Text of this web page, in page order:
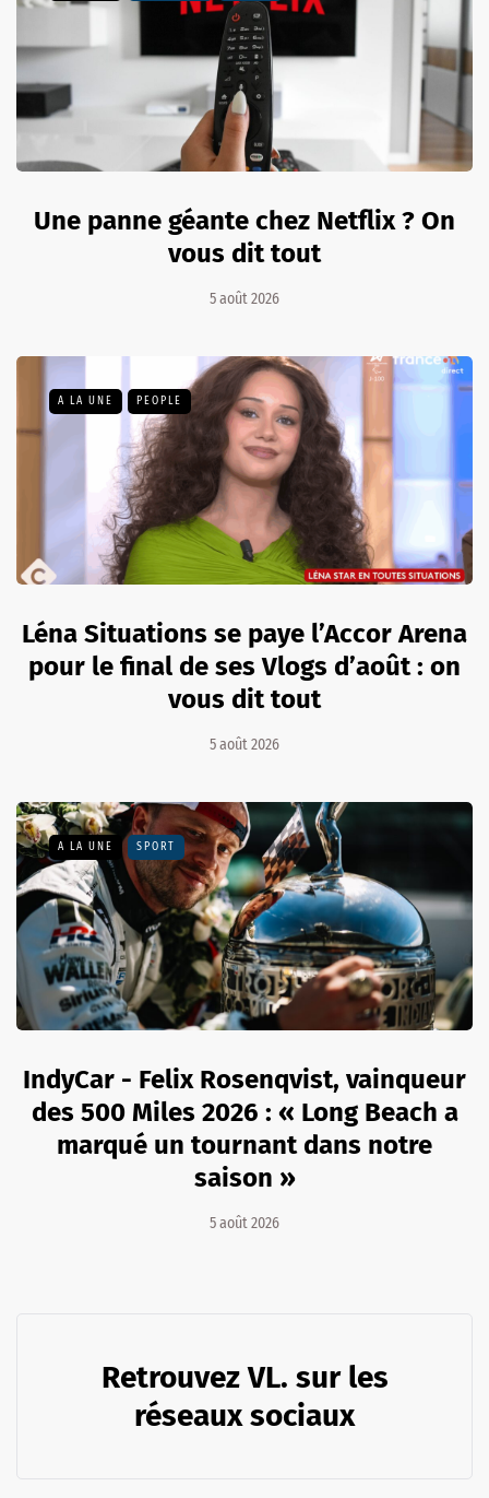
Une panne géante chez Netflix ? On
vous dit tout
5 août 2026
A LA UNE PEOPLE
Léna Situations se paye l’Accor Arena
pour le final de ses Vlogs d’août : on
vous dit tout
5 août 2026
A LA UNE SPORT
IndyCar - Felix Rosenqvist, vainqueur
des 500 Miles 2026 : « Long Beach a
marqué un tournant dans notre
saison »
5 août 2026
Retrouvez VL. sur les
réseaux sociaux